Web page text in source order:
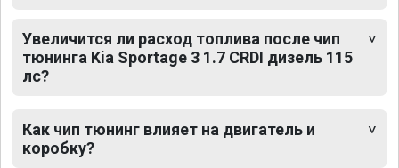
Увеличится ли расход топлива после чип
тюнинга Kia Sportage 3 1.7 CRDI дизель 115
лс?
Как чип тюнинг влияет на двигатель и
коробку?